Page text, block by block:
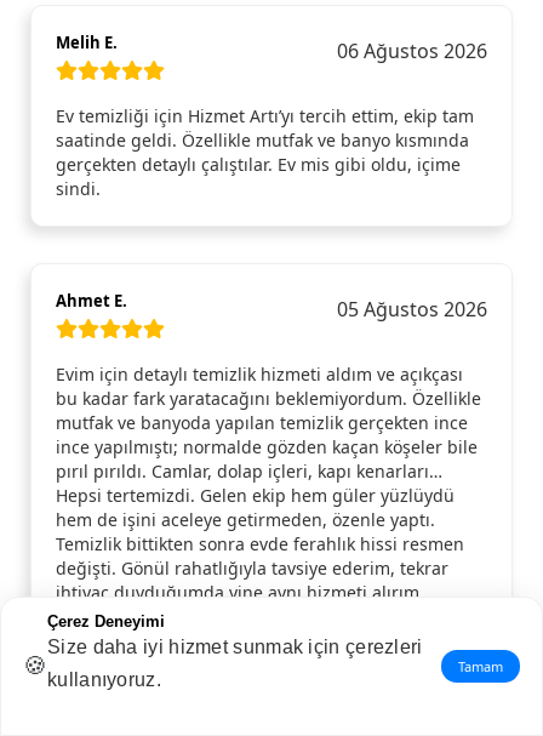
Melih E. 06 Ağustos 2026
Ev temizliği için Hizmet Artı’yı tercih ettim, ekip tam
saatinde geldi. Özellikle mutfak ve banyo kısmında
gerçekten detaylı çalıştılar. Ev mis gibi oldu, içime
sindi.
Ahmet E. 05 Ağustos 2026
Evim için detaylı temizlik hizmeti aldım ve açıkçası
bu kadar fark yaratacağını beklemiyordum. Özellikle
mutfak ve banyoda yapılan temizlik gerçekten ince
ince yapılmıştı; normalde gözden kaçan köşeler bile
pırıl pırıldı. Camlar, dolap içleri, kapı kenarları…
Hepsi tertemizdi. Gelen ekip hem güler yüzlüydü
hem de işini aceleye getirmeden, özenle yaptı.
Temizlik bittikten sonra evde ferahlık hissi resmen
değişti. Gönül rahatlığıyla tavsiye ederim, tekrar
ihtiyaç duyduğumda yine aynı hizmeti alırım.
🍪
Çerez Deneyimi
Size daha iyi hizmet sunmak için çerezleri
kullanıyoruz.
Tamam